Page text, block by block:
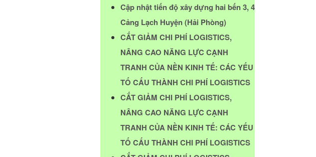
Cập nhật tiến độ xây dựng hai bến 3, 4
Cảng Lạch Huyện (Hải Phòng)
CẮT GIẢM CHI PHÍ LOGISTICS,
NÂNG CAO NĂNG LỰC CẠNH
TRANH CỦA NỀN KINH TẾ: CÁC YẾU
TỐ CẤU THÀNH CHI PHÍ LOGISTICS
CẮT GIẢM CHI PHÍ LOGISTICS,
NÂNG CAO NĂNG LỰC CẠNH
TRANH CỦA NỀN KINH TẾ: CÁC YẾU
TỐ CẤU THÀNH CHI PHÍ LOGISTICS